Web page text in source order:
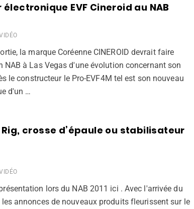
EVF Cineroid au NAB
la marque Coréenne CINEROID devrait faire
NAB à Las Vegas d'une évolution concernant son
le constructeur le Pro-EVF4M tel est son nouveau
d'un …
crosse d’épaule ou stabilisateur
lors du NAB 2011 ici . Avec l'arrivée du
annonces de nouveaux produits fleurissent sur le